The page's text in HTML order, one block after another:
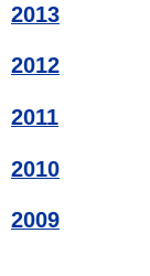
2013
2012
2011
2010
2009